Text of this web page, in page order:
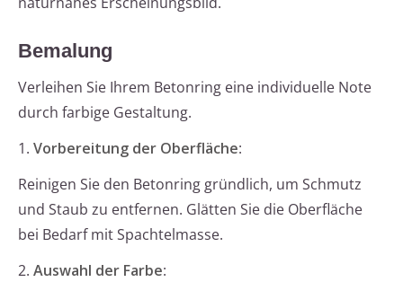
Bemalung
Verleihen Sie Ihrem Betonring eine individuelle Note
durch farbige Gestaltung.
1. Vorbereitung der Oberfläche:
Reinigen Sie den Betonring gründlich, um Schmutz
und Staub zu entfernen. Glätten Sie die Oberfläche
bei Bedarf mit Spachtelmasse.
2. Auswahl der Farbe: